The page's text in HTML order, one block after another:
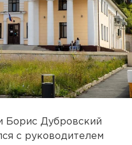
Борис Дубровский
с руководителем